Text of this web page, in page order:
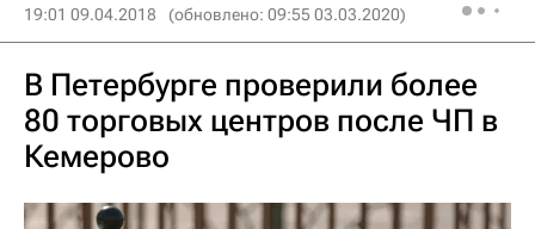
19:01 09.04.2018 (обновлено: 09:55 03.03.2020)
В Петербурге проверили более
80 торговых центров после ЧП в
Кемерово